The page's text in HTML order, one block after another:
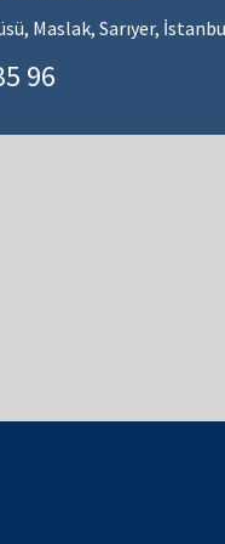
Maslak, Sarıyer,
96